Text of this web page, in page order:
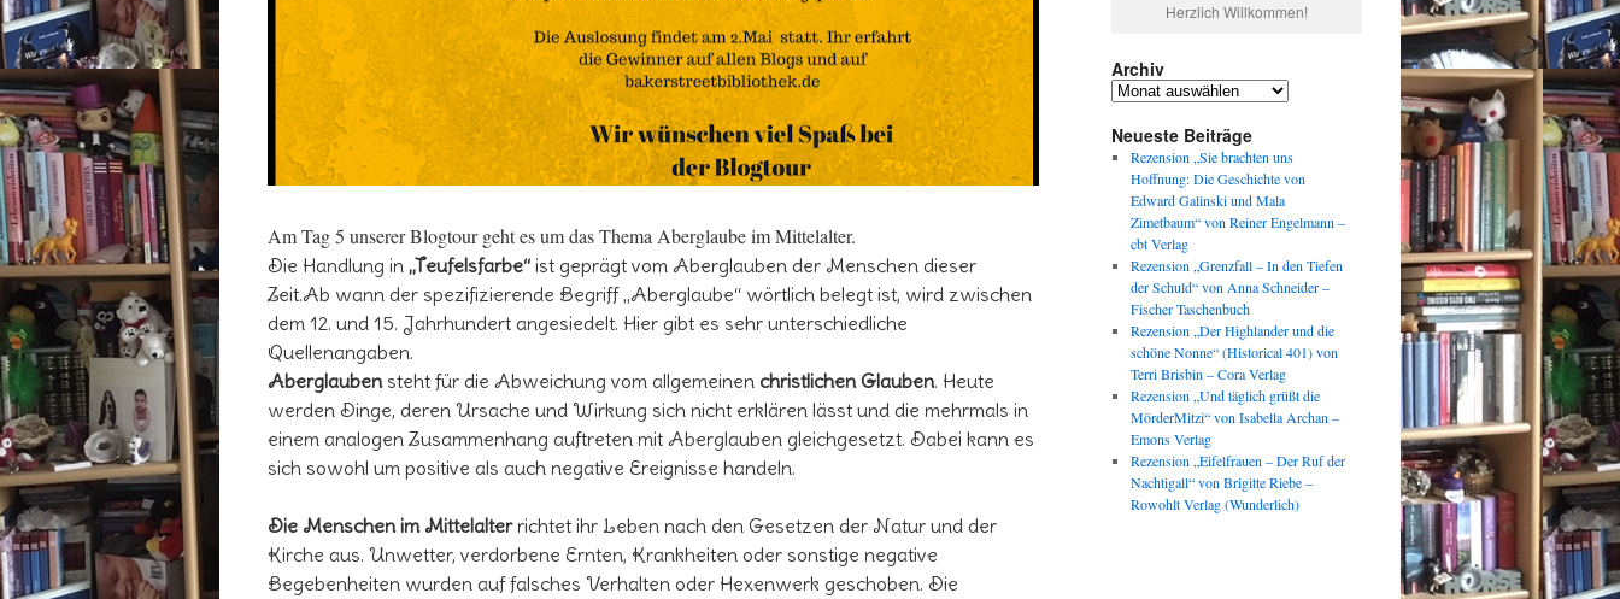
Am Tag 5 unserer Blogtour geht es um das Thema Aberglaube im Mittelalter.
Die Handlung in „Teufelsfarbe“ ist geprägt vom Aberglauben der Menschen dieser
Zeit.Ab wann der spezifizierende Begriff „Aberglaube“ wörtlich belegt ist, wird zwischen
dem 12. und 15. Jahrhundert angesiedelt. Hier gibt es sehr unterschiedliche
Quellenangaben.
Aberglaubensteht für die Abweichung vom allgemeinen christlichen Glauben. Heute
werden Dinge, deren Ursache und Wirkung sich nicht erklären lässt und die mehrmals in
einem analogen Zusammenhang auftreten mit Aberglauben gleichgesetzt. Dabei kann es
sich sowohl um positive als auch negative Ereignisse handeln.
Die Menschen im Mittelalterrichtet ihr Leben nach den Gesetzen der Natur und der
Kirche aus. Unwetter, verdorbene Ernten, Krankheiten oder sonstige negative
Begebenheiten wurden auf falsches Verhalten oder Hexenwerk geschoben. Die
Herzlich Willkommen!
Archiv
Archiv
Neueste Beiträge
Rezension „Sie brachten uns
Hoffnung: Die Geschichte von
Edward Galinski und Mala
Zimetbaum“ von Reiner Engelmann –
cbt Verlag
Rezension „Grenzfall – In den Tiefen
der Schuld“ von Anna Schneider –
Fischer Taschenbuch
Rezension „Der Highlander und die
schöne Nonne“ (Historical 401) von
Terri Brisbin – Cora Verlag
Rezension „Und täglich grüßt die
MörderMitzi“ von Isabella Archan –
Emons Verlag
Rezension „Eifelfrauen – Der Ruf der
Nachtigall“ von Brigitte Riebe –
Rowohlt Verlag (Wunderlich)